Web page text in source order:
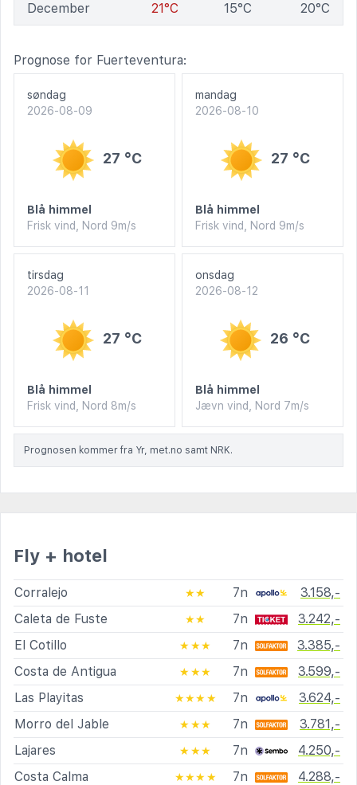
December 21°C 15°C 20°C
Prognose for Fuerteventura:
søndag
2026-08-09
27 °C
Blå himmel
Frisk vind, Nord 9m/s
mandag
2026-08-10
27 °C
Blå himmel
Frisk vind, Nord 9m/s
tirsdag
2026-08-11
27 °C
Blå himmel
Frisk vind, Nord 8m/s
onsdag
2026-08-12
26 °C
Blå himmel
Jævn vind, Nord 7m/s
Prognosen kommer fra Yr, met.no samt NRK.
Fly + hotel
Corralejo ★★ 7n
3.158,-
Caleta de Fuste
★★ 7n
3.242,-
El Cotillo
★★★ 7n
3.385,-
Costa de Antigua
★★★ 7n
3.599,-
Las Playitas
★★★★ 7n
3.624,-
Morro del Jable
★★★ 7n
3.781,-
Lajares
★★★ 7n
4.250,-
Costa Calma
★★★★ 7n
4.288,-